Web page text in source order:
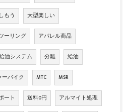
もう 大型楽しい
ーリング アパレル商品
油システム 分離 給油
バイク MTC MSR
ート 送料0円 アルマイト処理